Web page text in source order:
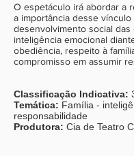
O espetáculo irá abordar a
a importância desse vínculo
desenvolvimento social das
inteligência emocional
obediência, respeito à
compromisso em assumir
Classificação Indicativa:
Temática: Família -
responsabilidade
Produtora: Cia de Teatro